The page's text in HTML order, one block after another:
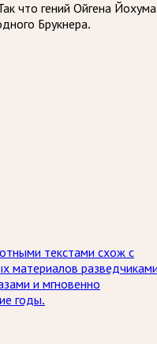
что гений Ойгена Йохума
Брукнера.
текстами схож с
материалов
и мгновенно
годы.